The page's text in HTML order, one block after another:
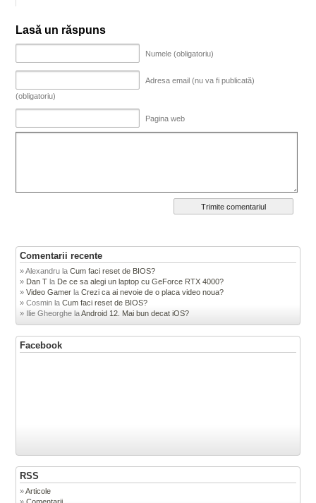
Lasă un răspuns
Numele (obligatoriu)
Adresa email (nu va fi publicată)
(obligatoriu)
Pagina web
Comentarii recente
Alexandru laCum faci reset de BIOS?
Dan T la De ce sa alegi un laptop cu GeForce RTX 4000?
Video Gamer laCrezi ca ai nevoie de o placa video noua?
Cosmin laCum faci reset de BIOS?
Ilie Gheorghe laAndroid 12. Mai bun decat iOS?
Facebook
RSS
Articole